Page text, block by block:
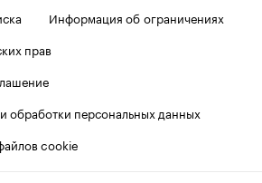
Информация об ограничениях
прав
обработки персональных данных
cookie